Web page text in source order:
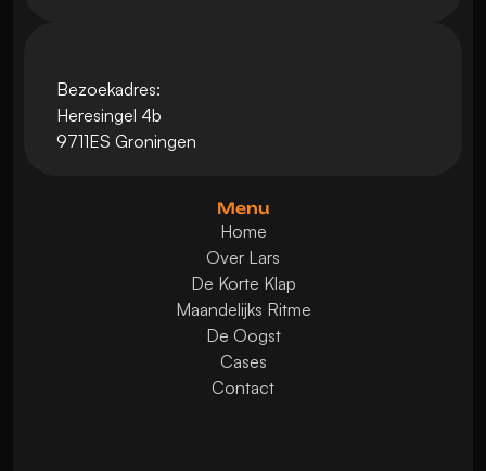
Bezoekadres:
Heresingel 4b
9711ES Groningen
Menu
Home
Over Lars
De Korte Klap
Maandelijks Ritme
De Oogst
Cases
Contact